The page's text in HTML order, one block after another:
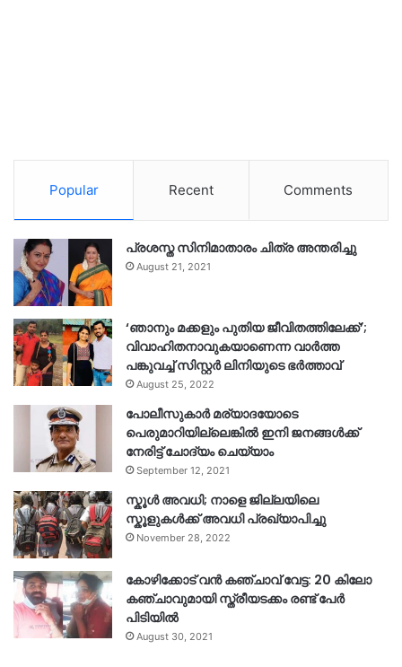
Popular Recent Comments
പ്രശസ്ത സിനിമാതാരം ചിത്ര അന്തരിച്ചു
August 21, 2021
‘ഞാനും മക്കളും പുതിയ ജീവിതത്തിലേക്ക്’;
വിവാഹിതനാവുകയാണെന്ന വാർത്ത
പങ്കുവച്ച് സിസ്റ്റർ ലിനിയുടെ ഭർത്താവ്
August 25, 2022
പോലീസുകാര്‍ മര്യാദയോടെ
പെരുമാറിയില്ലെങ്കില്‍ ഇനി ജനങ്ങള്‍ക്ക്
നേരിട്ട് ചോദ്യം ചെയ്യാം
September 12, 2021
സ്കൂൾ അവധി; നാളെ ജില്ലയിലെ
സ്കൂളുകൾക്ക് അവധി പ്രഖ്യാപിച്ചു
November 28, 2022
കോഴിക്കോട് വൻ കഞ്ചാവ് വേട്ട: 20 കിലോ
കഞ്ചാവുമായി സ്ത്രീയടക്കം രണ്ട് പേർ
പിടിയിൽ
August 30, 2021